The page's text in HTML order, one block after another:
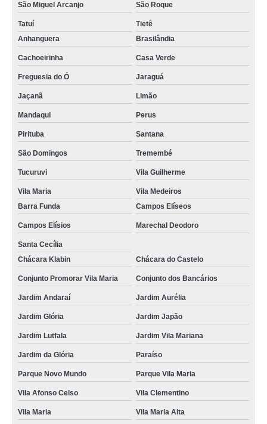
São Miguel Arcanjo São Roque
Tatuí
Tietê
Anhanguera
Brasilândia
Cachoeirinha Casa Verde
Freguesia do Ó Jaraguá
Jaçanã Limão
Mandaqui Perus
Pirituba Santana
São Domingos Tremembé
Tucuruvi Vila Guilherme
Vila Maria
Vila Medeiros
Barra Funda
Campos Elíseos
Campos Elísios Marechal Deodoro
Santa Cecília
Chácara Klabin
Chácara do Castelo
Conjunto Promorar Vila Maria Conjunto dos Bancários
Jardim Andaraí Jardim Aurélia
Jardim Glória Jardim Japão
Jardim Lutfala Jardim Vila Mariana
Jardim da Glória Paraíso
Parque Novo Mundo Parque Vila Maria
Vila Afonso Celso Vila Clementino
Vila Maria Vila Maria Alta